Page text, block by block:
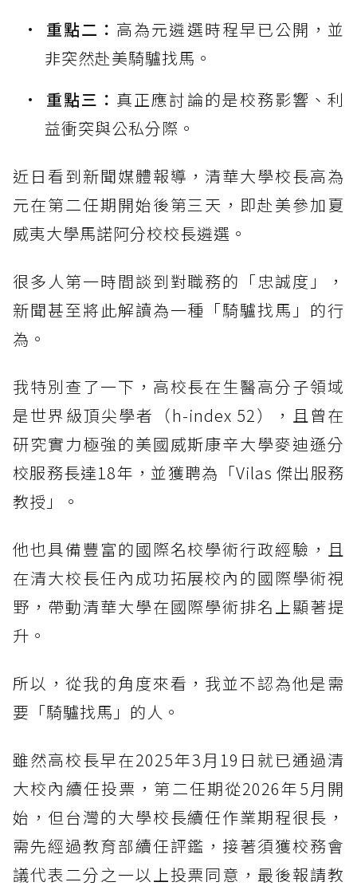
重點二： 高為元遴選時程早已公開，並
非突然赴美騎驢找馬。
重點三： 真正應討論的是校務影響、利
益衝突與公私分際。
近日看到新聞媒體報導，清華大學校長高為
元在第二任期開始後第三天，即赴美參加夏
威夷大學馬諾阿分校校長遴選。
很多人第一時間談到對職務的「忠誠度」，
新聞甚至將此解讀為一種「騎驢找馬」的行
為。
我特別查了一下，高校長在生醫高分子領域
是世界級頂尖學者（h-index 52），且曾在
研究實力極強的美國威斯康辛大學麥迪遜分
校服務長達18年，並獲聘為「Vilas 傑出服務
教授」。
他也具備豐富的國際名校學術行政經驗，且
在清大校長任內成功拓展校內的國際學術視
野，帶動清華大學在國際學術排名上顯著提
升。
所以，從我的角度來看，我並不認為他是需
要「騎驢找馬」的人。
雖然高校長早在2025年3月19日就已通過清
大校內續任投票，第二任期從2026年5月開
始，但台灣的大學校長續任作業期程很長，
需先經過教育部續任評鑑，接著須獲校務會
議代表二分之一以上投票同意，最後報請教